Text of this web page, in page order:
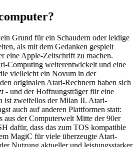
Grund für ein Schaudern oder leidige
als mit dem Gedanken gespielt
eine Apple-Zeitschrift zu machen.
Computing weiterentwickelt und eine
vielleicht ein Novum in der
originalen Atari-Rechnern haben sich
- und der Hoffnungsträger für eine
ist zweifellos der Milan II. Atari-
auch auf anderen Plattformen statt:
aus der Computerwelt Mitte der 90er
dafür, dass das zum TOS kompatible
MagiC für viele überzeugte Atari-
Nutzung aktueller und leistungsstarker